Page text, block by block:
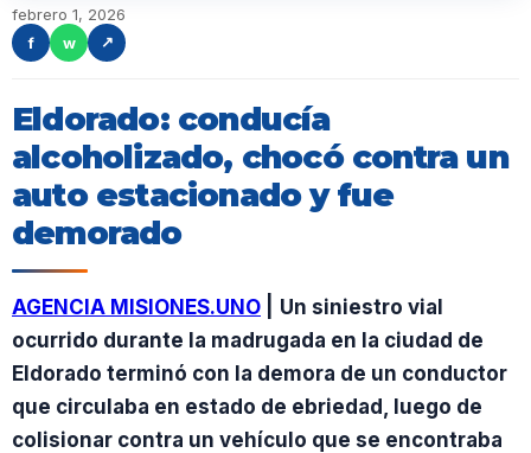
febrero 1, 2026
f
w ↗
Eldorado: conducía
alcoholizado, chocó contra un
auto estacionado y fue
demorado
AGENCIA MISIONES.UNO
Un siniestro vial
ocurrido durante la madrugada en la ciudad de
Eldorado terminó con la demora de un conductor
que circulaba en estado de ebriedad, luego de
colisionar contra un vehículo que se encontraba